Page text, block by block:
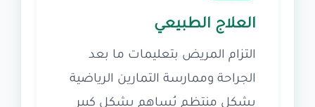
العلاج الطبيعي
التزام المريض بتعليمات ما بعد
الجراحة وممارسة التمارين الرياضية
بشكل منتظم يُساهم بشكل كبير